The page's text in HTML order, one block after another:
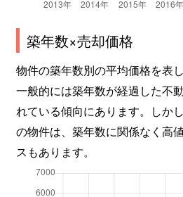
築年数×売却価格
物件の築年数別の平均価格を表
一般的には築年数が経過した不
れている傾向にあります。しか
の物件は、築年数に関係なく高
スもあります。